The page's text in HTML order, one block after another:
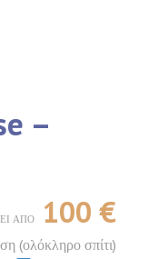
–
ΑΠΌ 100 €
(ολόκληρο σπίτι)